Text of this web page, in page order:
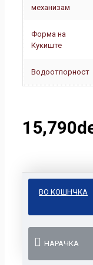
механизам
Форма на
Кукиште
Водоотпорност
ВО КОШНЧКА
НАРАЧКА